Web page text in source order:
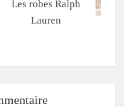
Les robes Ralph
Lauren